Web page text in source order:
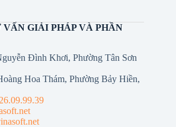
VẤN GIẢI PHÁP VÀ PHẦN
Đình Khơi, Phường Tân Sơn
Hoa Thám, Phường Bảy Hiền,